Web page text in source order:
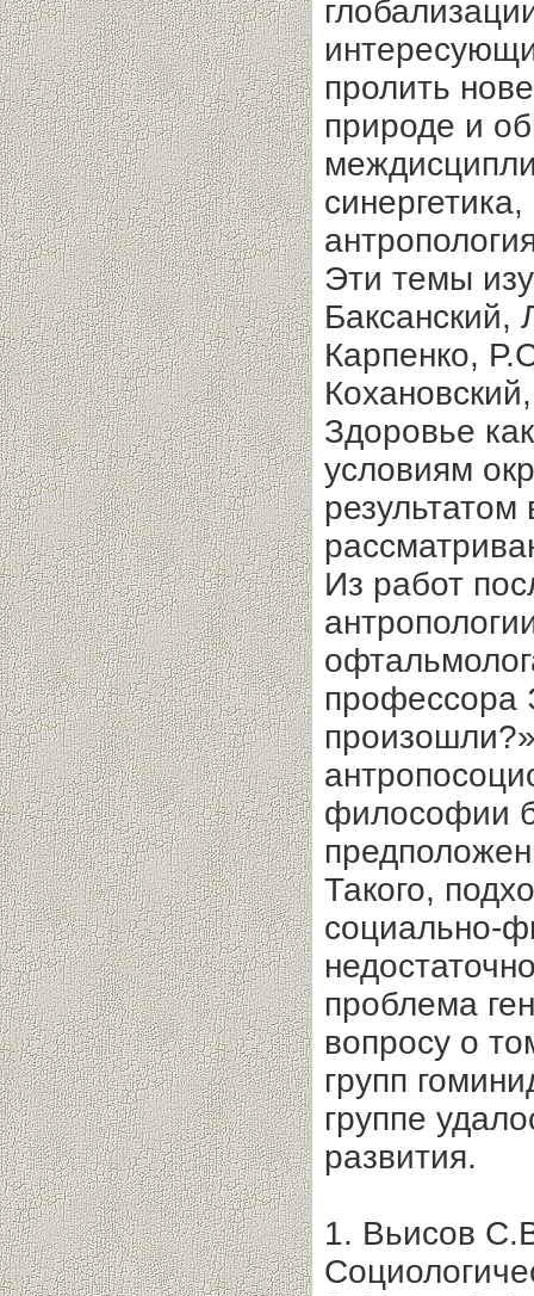
пролить
природе и
Эти темы
Баксанский,
Карпенко,
Здоровье
условиям
Из работ
профессора
философии
Такого,
социально-
проблема
вопросу о
групп
группе
развития.
1. Вьисов